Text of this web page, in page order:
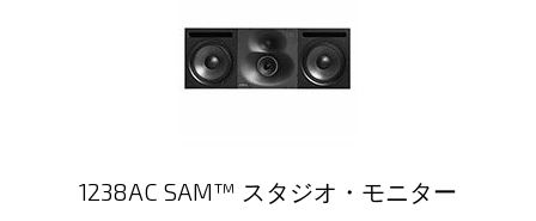
1238AC SAM™ スタジオ・モニター